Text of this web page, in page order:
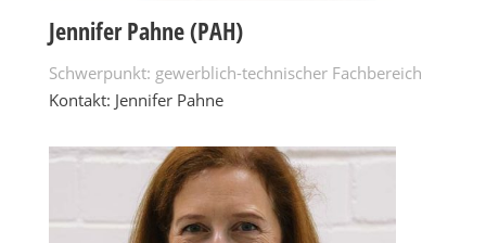
Jennifer Pahne (PAH)
Schwerpunkt: gewerblich-technischer Fachbereich
Kontakt: Jennifer Pahne